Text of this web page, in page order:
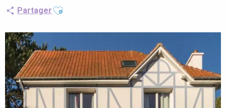
Partager Ajouter aux favoris